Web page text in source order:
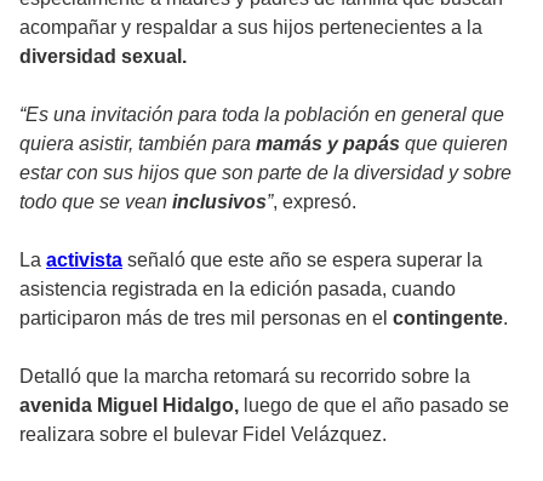
acompañar y respaldar a sus hijos pertenecientes a la
diversidad sexual.
“Es una invitación para toda la población en general que
quiera asistir, también para mamás y papás que quieren
estar con sus hijos que son parte de la diversidad y sobre
todo que se vean inclusivos”, expresó.
La activista señaló que este año se espera superar la
asistencia registrada en la edición pasada, cuando
participaron más de tres mil personas en el contingente.
Detalló que la marcha retomará su recorrido sobre la
avenida Miguel Hidalgo, luego de que el año pasado se
realizara sobre el bulevar Fidel Velázquez.